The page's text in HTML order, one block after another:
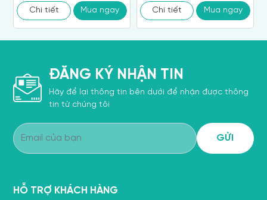
Chi tiết Mua ngay Chi tiết Mua ngay
ĐĂNG KÝ NHẬN TIN
Hãy để lại thông tin bên dưới để nhận được thông
tin từ chúng tôi
HỖ TRỢ KHÁCH HÀNG